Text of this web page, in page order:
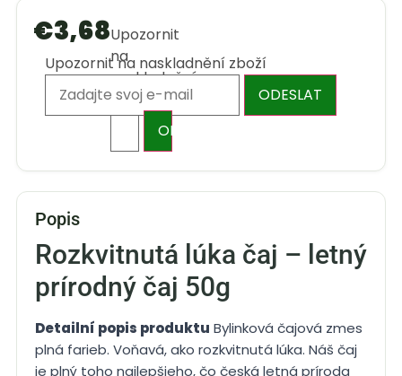
€3,68Upozornit
na
naskladnění
zboží
ODESLAT
Upozornit na naskladnění zboží
ODESLAT
Popis
Rozkvitnutá lúka čaj – letný
prírodný čaj 50g
Detailní popis produktu Bylinková čajová zmes
plná farieb. Voňavá, ako rozkvitnutá lúka. Náš čaj
je plný toho najlepšieho, čo česká letná príroda